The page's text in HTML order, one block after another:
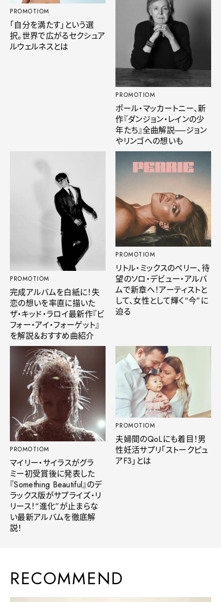
PROMOTIOM
「自分を満たす」という選
択。世界で広がるセクシュア
ルウェルネスとは
PROMOTIOM
ポール・マッカートニー、新
作『ダンジョン・レインの少
年たち』全曲解説──ジョン
やリンゴへの想いも
PROMOTIOM
完成アルバムを白紙に！失
恋の想いを率直に描いた
ザ・キッド・ラロイ最新作『ビ
フォー・アイ・フォーゲット』
を解説＆おすすめ曲紹介
PROMOTIOM
リトル・ミックスのペリー、待
望のソロ・デビュー・アルバ
ムで新章へ！アーティストと
して、女性として輝く“今”に
迫る
PROMOTIOM
マイリー・サイラスがグラ
ミー初受賞後に発表した
『Something Beautiful』のデ
ラックス版がサプライズ・リ
リース！“進化”が止まらな
い最新アルバムを徹底解
説！
PROMOTIOM
夫婦間のQoLにも着目！男
性妊活サプリ「ストークピュ
アF3」とは
RECOMMEND